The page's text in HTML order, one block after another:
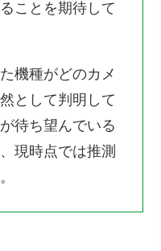
ことを期待して
機種がどのカメ
として判明して
待ち望んでいる
現時点では推測